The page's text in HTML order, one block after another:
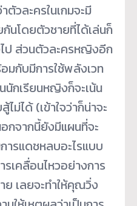
วละครในเกมจะมี
นโดยตัวชายที่ได้เล่นก็
ป ส่วนตัวละครหญิงอีก
มกับมีการใช้พลังเวท
กเรียนหญิงก็จะเน้น
ม่ได้ (เข้าใจว่าก็น่าจะ
กจากนี้ยังมีแผนที่จะ
ารแดชหลบอะไรแบบ
เคลื่อนไหวอย่างการ
ย เลยจะทำให้คุณวิ่ง